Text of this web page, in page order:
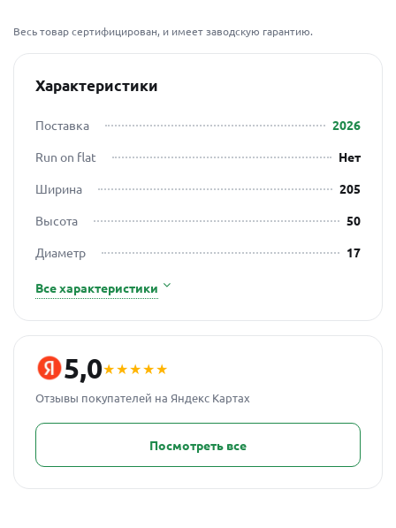
Весь товар сертифицирован, и имеет заводскую гарантию.
Характеристики
Поставка
2026
Run on flat
Нет
Ширина
205
Высота
50
Диаметр
17
Все характеристики
5,0★★★★★
Отзывы покупателей на Яндекс Картах
Посмотреть все